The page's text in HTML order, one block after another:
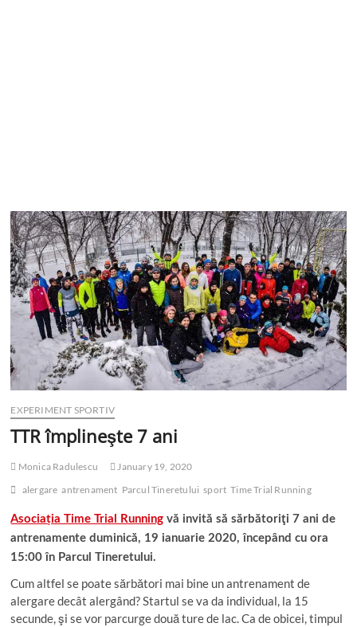
EXPERIMENT SPORTIV
TTR împlineşte 7 ani
Monica Radulescu
January 19, 2020
alergare antrenament Parcul Tineretului sport Time Trial Running
Asociația Time Trial Running vă invită să sărbătoriţi 7 ani de
antrenamente duminică, 19 ianuarie 2020, începând cu ora
15:00 în Parcul Tineretului.
Cum altfel se poate sărbători mai bine un antrenament de
alergare decât alergând? Startul se va da individual, la 15
secunde, şi se vor parcurge două ture de lac. Ca de obicei, timpul